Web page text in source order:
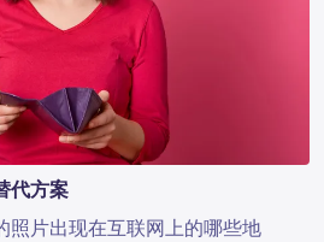
代方案
照片出现在互联网上的哪些地